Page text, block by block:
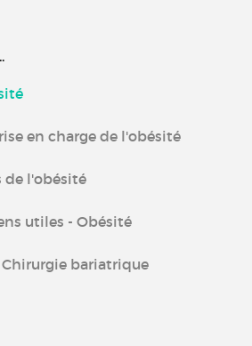
en charge de l'obésité
de l'obésité
utiles - Obésité
bariatrique